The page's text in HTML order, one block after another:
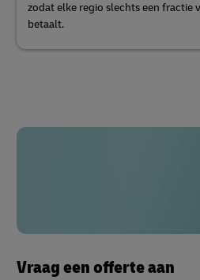
zodat elke regio slechts een fractie
betaalt.
Vraag een offerte aan